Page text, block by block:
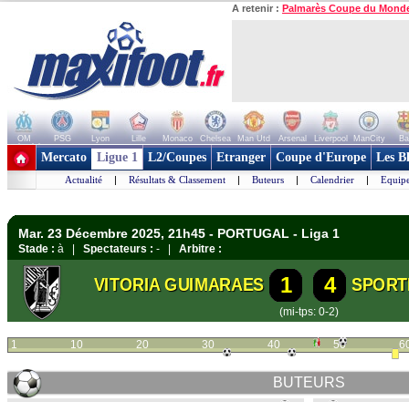
A retenir : Palmarès Coupe du
OM PSG Lyon Lille Monaco Chelsea Man Utd Arsenal Liverpool ManCity
+ de clubs
Mercato Ligue 1 L2/Coupes Etranger Coupe d'Europe Les
Actualité | Résultats & Classement | Buteurs | Calendrier |
Mar. 23 Décembre 2025, 21h45 - PORTUGAL - Liga 1
Stade : à | Spectateurs : - | Arbitre :
VITORIA GUIMARAES 1 4
(mi-tps: 0-2)
1 10 20 30 40 50
BUTEURS